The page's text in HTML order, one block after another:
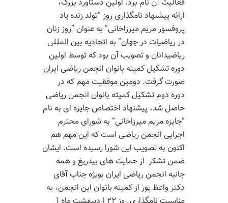
فعالیت آن نام برد. اولین دستاورد بزرگ،
ارائه پیشنهاد نامگذاری روز ”تولد زنده یاد
پروفسور مریممیرزاخانی” به عنوان ”روز زنان
در ریاضیات در جهان” به اتحادیه بین المللی
ریاضیدانان و تصویب آن بود که توسط اولین
دوره تشکیل کمیته بانوان انجمن ریاضی ایران
صورت گرفت. دومین موفقیت مهم که در
دوره دومتشکیل کمیته بانوان انجمن ریاضی
حاصل شد، پیشنهاد اختصاص جایزه ای به نام
”جایزه مریممیرزاخانی” به شورای محترم
اجرایی انجمن ریاضی است که این مهم هم
اکنون به تصویب این شورا رسیده است. ایشان
ضمن تشکر از حمایت های بیدریغ و همه
جانبه انجمن ریاضی ایران بویژه جناب آقای
دکتر واعظ پور از کمیته بانوان این انجمن، به